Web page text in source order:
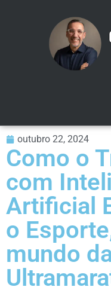
outubro 22, 2024
Como o
com
Artificial
o
mundo